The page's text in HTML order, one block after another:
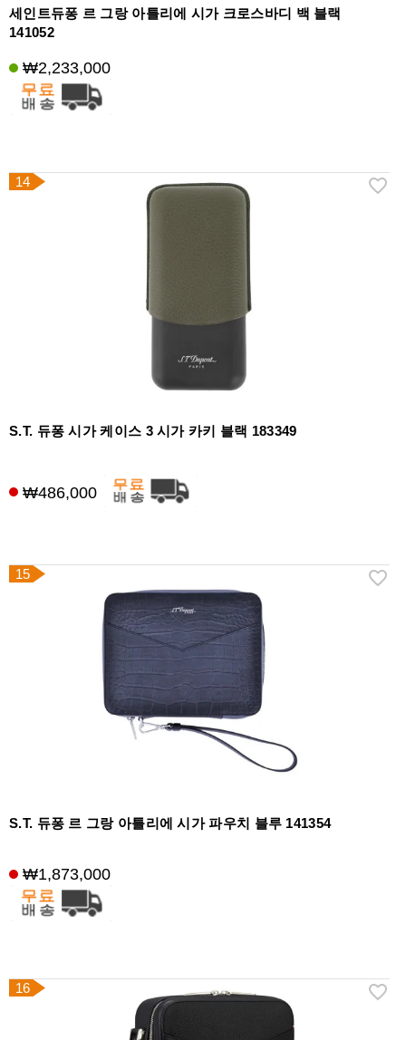
세인트듀퐁 르 그랑 아틀리에 시가 크로스바디 백 블랙
141052
₩2,233,000
14
S.T. 듀퐁 시가 케이스 3 시가 카키 블랙 183349
₩486,000
15
S.T. 듀퐁 르 그랑 아틀리에 시가 파우치 블루 141354
₩1,873,000
16